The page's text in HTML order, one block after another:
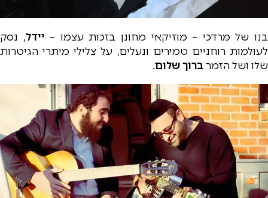
בנו של מרדכי – מוזיקאי מחונן בזכות עצמו – יידל, נסק
לעולמות רוחניים טמירים ונעלים, על צלילי מיתרי הגיטרות
שלו ושל הזמר ברוך שלום.